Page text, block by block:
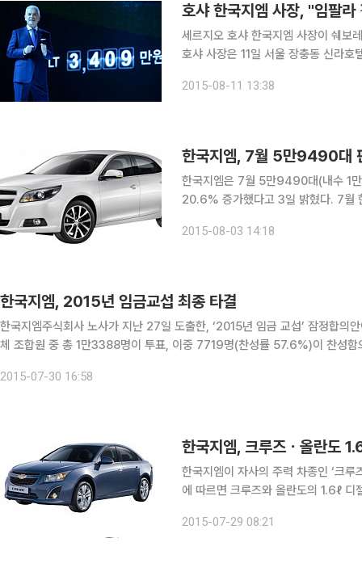
세르지오 호샤 한국지엠 사장이 쉐보
호샤 사장은 11일 서울 장충동 신라
트에서 쉐보레 브랜드의 입지를 확대
2015-08-11 13:38
한국지엠, 7월 5만9490대
한국지엠은 7월 5만9490대(내수 1
20.6% 증가했다고 3일 밝혔다. 7월 한국지엠은 내수 시장서 SUV 캡티바, 럭셔리 세단 알페온, 경
2015-08-03 14:18
한국지엠, 2015년 임금교섭 최종 타결
한국지엠주식회사 노사가 지난 27일 도출한, ‘2015년 임금 교섭’ 잠정합의
체 조합원 중 총 1만3388명이 투표, 이중 7719명(찬성률 57.6%)이 찬성함으로써 올해
2015-07-30 16:58
한국지엠, 크루즈ㆍ올란도
한국지엠이 자사의 주력 차종인 ‘크루즈’와
에 따르면 크루즈와 올란도의 1.6ℓ 디
을 생산하기로 한 것은 소비자의 취
2015-07-29 08:21